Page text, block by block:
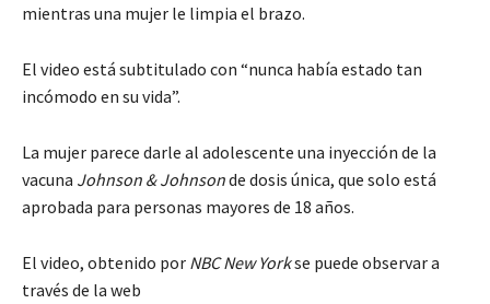
mientras una mujer le limpia el brazo.
El video está subtitulado con “nunca había estado tan
incómodo en su vida”.
La mujer parece darle al adolescente una inyección de la
vacuna Johnson & Johnsonde dosis única, que solo está
aprobada para personas mayores de 18 años.
El video, obtenido por NBC New Yorkse puede observar a
través de la web